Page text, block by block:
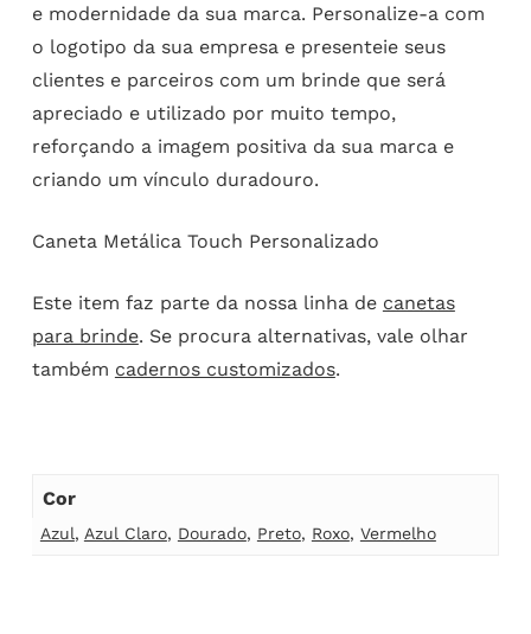
e modernidade da sua marca. Personalize-a com
o logotipo da sua empresa e presenteie seus
clientes e parceiros com um brinde que será
apreciado e utilizado por muito tempo,
reforçando a imagem positiva da sua marca e
criando um vínculo duradouro.
Caneta Metálica Touch Personalizado
Este item faz parte da nossa linha de canetas
para brinde. Se procura alternativas, vale olhar
também cadernos customizados.
Cor
Azul, Azul Claro, Dourado, Preto, Roxo, Vermelho